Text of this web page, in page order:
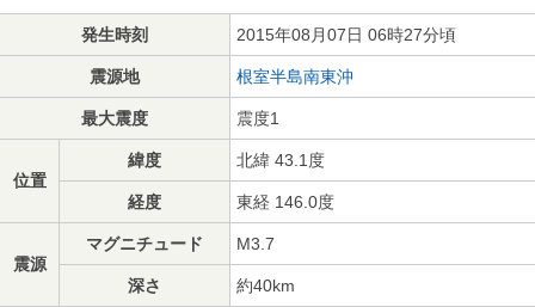
発生時刻 2015年08月07日 06時27分頃
震源地 根室半島南東沖
最大震度 震度1
位置
緯度 北緯 43.1度
経度 東経 146.0度
震源
マグニチュード M3.7
深さ 約40km